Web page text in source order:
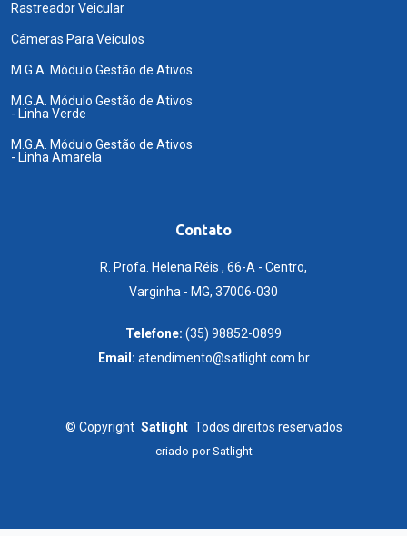
Rastreador Veicular
Câmeras Para Veiculos
M.G.A. Módulo Gestão de Ativos
M.G.A. Módulo Gestão de Ativos
- Linha Verde
M.G.A. Módulo Gestão de Ativos
- Linha Amarela
Contato
R. Profa. Helena Réis , 66-A - Centro,
Varginha - MG, 37006-030
Telefone: (35) 98852-0899
Email: atendimento@satlight.com.br
© Copyright Satlight Todos direitos reservados
criado porSatlight